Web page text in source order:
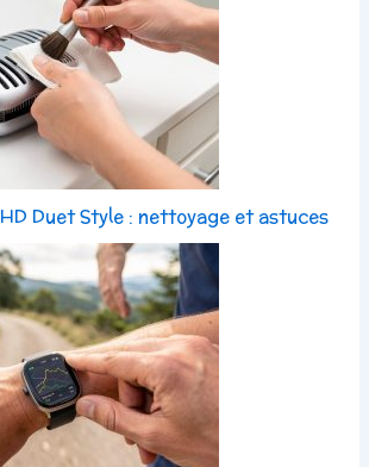
Duet Style : nettoyage et astuces